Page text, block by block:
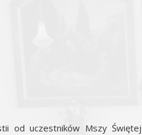
od uczestników Mszy Świętej